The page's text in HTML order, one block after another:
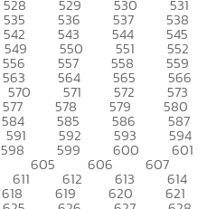
528 529 530 531
535 536 537 538
542 543 544 545
549 550 551 552
556 557 558 559
563 564 565 566
570 571 572 573
577 578 579 580
584 585 586 587
591 592 593 594
598 599 600 601
605 606 607
611 612 613 614
618 619 620 621